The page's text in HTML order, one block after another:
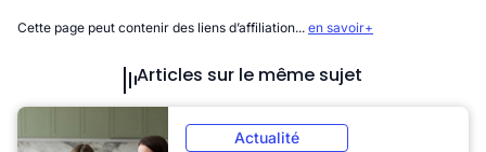
Cette page peut contenir des liens d’affiliation... en savoir+
Articles sur le même sujet
Actualité